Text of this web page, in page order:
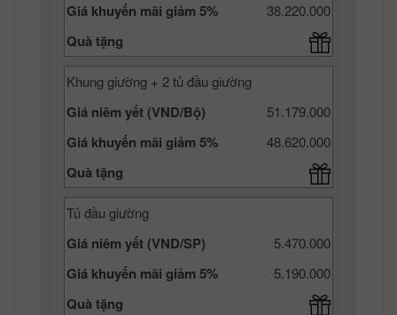
38.220.000
Giá khuyến mãi giảm 5%
Quà tặng
Khung giường + 2 tủ đầu giường
51.179.000
Giá niêm yết (VND/Bộ)
48.620.000
Giá khuyến mãi giảm 5%
Quà tặng
Tủ đầu giường
5.470.000
Giá niêm yết (VND/SP)
5.190.000
Giá khuyến mãi giảm 5%
Quà tặng